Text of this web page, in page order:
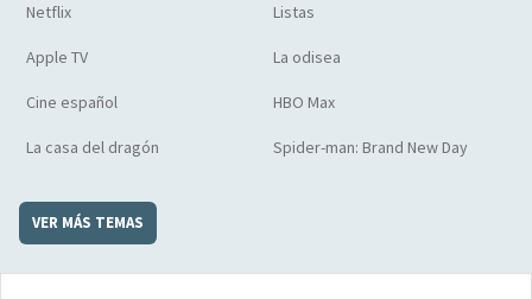
Netflix Listas
Apple TV La odisea
Cine español HBO Max
La casa del dragón Spider-man: Brand New Day
VER MÁS TEMAS